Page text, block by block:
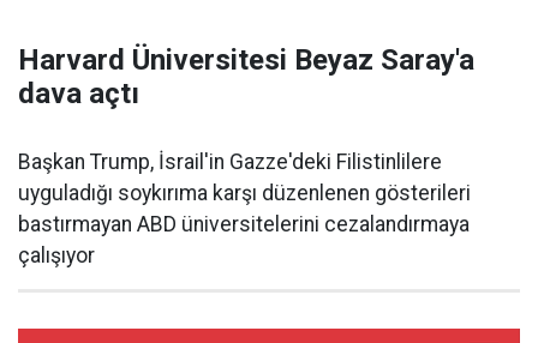
Harvard Üniversitesi Beyaz Saray'a
dava açtı
Başkan Trump, İsrail'in Gazze'deki Filistinlilere
uyguladığı soykırıma karşı düzenlenen gösterileri
bastırmayan ABD üniversitelerini cezalandırmaya
çalışıyor